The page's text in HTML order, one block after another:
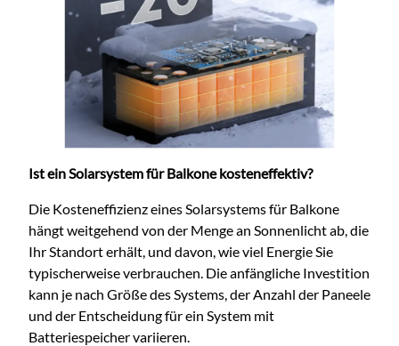
Ist ein Solarsystem für Balkone kosteneffektiv?
Die Kosteneffizienz eines Solarsystems für Balkone
hängt weitgehend von der Menge an Sonnenlicht ab, die
Ihr Standort erhält, und davon, wie viel Energie Sie
typischerweise verbrauchen. Die anfängliche Investition
kann je nach Größe des Systems, der Anzahl der Paneele
und der Entscheidung für ein System mit
Batteriespeicher variieren.